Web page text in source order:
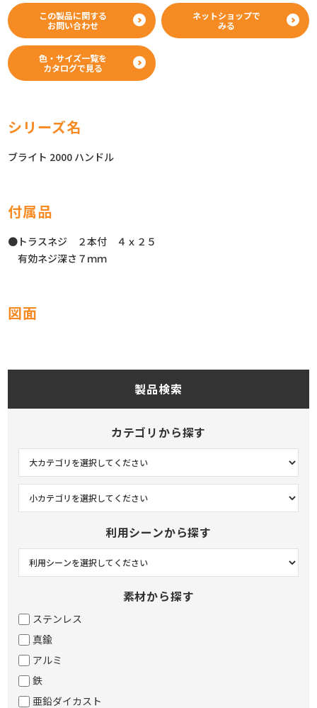
この製品に関する
お問い合わせ
ネットショップで
みる
色・サイズ一覧を
カタログで見る
シリーズ名
ブライト 2000 ハンドル
付属品
●トラスネジ ２本付 ４ｘ２５
有効ネジ深さ７ｍｍ
図面
製品検索
カテゴリから探す
利用シーンから探す
素材から探す
ステンレス
真鍮
アルミ
鉄
亜鉛ダイカスト